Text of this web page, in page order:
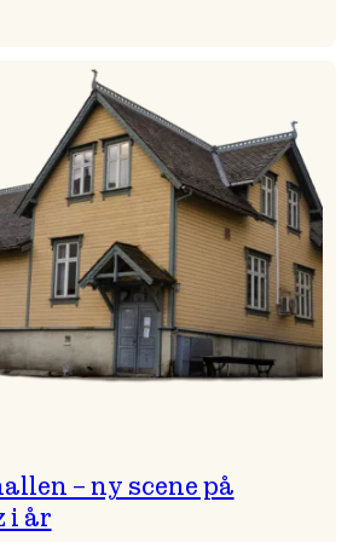
– ny scene på
i år